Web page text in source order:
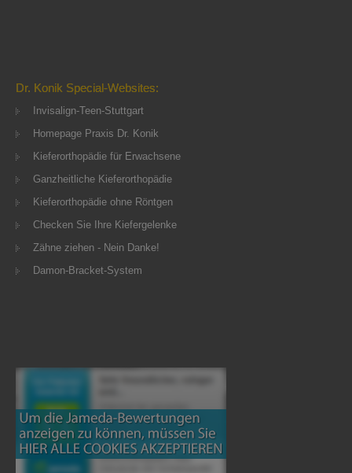
Dr. Konik Special-Websites:
Invisalign-Teen-Stuttgart
Homepage Praxis Dr. Konik
Kieferorthopädie für Erwachsene
Ganzheitliche Kieferorthopädie
Kieferorthopädie ohne Röntgen
Checken Sie Ihre Kiefergelenke
Zähne ziehen - Nein Danke!
Damon-Bracket-System